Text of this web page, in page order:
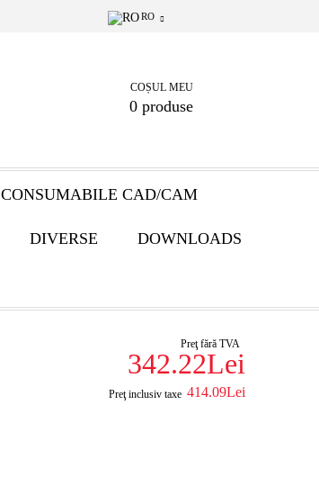
RO
COȘUL MEU
0 produse
CONSUMABILE CAD/CAM
DIVERSE DOWNLOADS
Preţ fără TVA
342.22Lei
Preţ inclusiv taxe 414.09Lei